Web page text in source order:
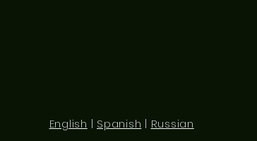
English | Spanish | Russian